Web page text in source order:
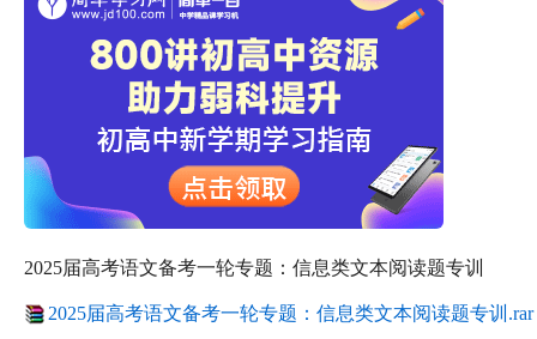
2025届高考语文备考一轮专题：信息类文本阅读题专训
2025届高考语文备考一轮专题：信息类文本阅读题专训.rar